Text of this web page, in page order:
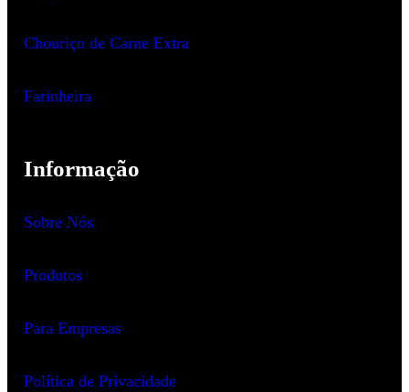
Chouriço de Carne Extra
Farinheira
Informação
Sobre Nós
Produtos
Para Empresas
Política de Privacidade